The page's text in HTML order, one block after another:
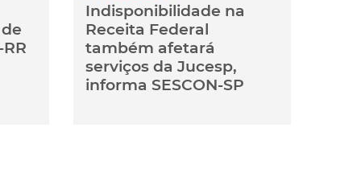
Indisponibilidade na
Receita Federal
também afetará
serviços da Jucesp,
informa SESCON-SP